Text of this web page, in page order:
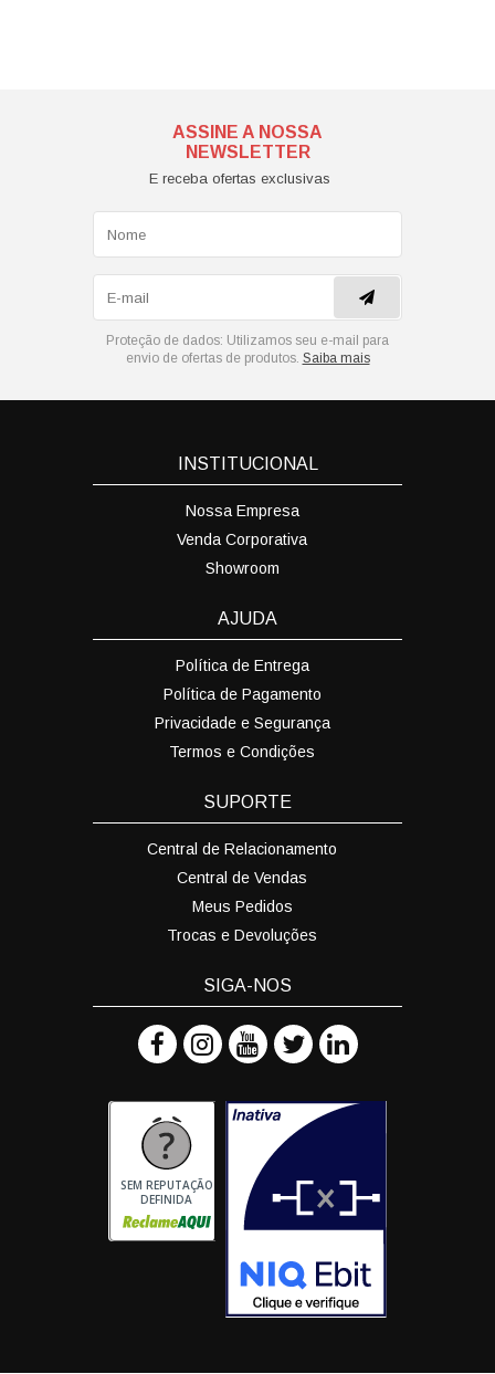
ASSINE A NOSSA
NEWSLETTER
E receba ofertas exclusivas
Proteção de dados: Utilizamos seu e-mail para
envio de ofertas de produtos. Saiba mais
INSTITUCIONAL
Nossa Empresa
Venda Corporativa
Showroom
AJUDA
Política de Entrega
Política de Pagamento
Privacidade e Segurança
Termos e Condições
SUPORTE
Central de Relacionamento
Central de Vendas
Meus Pedidos
Trocas e Devoluções
SIGA-NOS
SEM REPUTAÇÃO
DEFINIDA